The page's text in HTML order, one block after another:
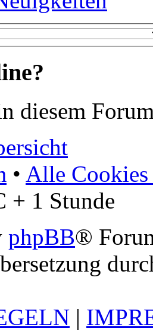
diesem
• Alle Cookies
+ 1 Stunde
phpBB®
|